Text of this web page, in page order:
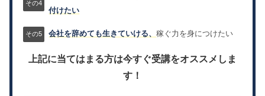
付けたい
会社を辞めても生きていける、稼ぐ力を身につけたい
上記に当てはまる方は今すぐ受講をオススメしま
す！